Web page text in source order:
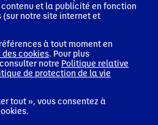
et la publicité en fonction
notre site internet et
à tout moment en
cookies. Pour plus
notre Politique relative
de protection de la vie
tout », vous consentez à